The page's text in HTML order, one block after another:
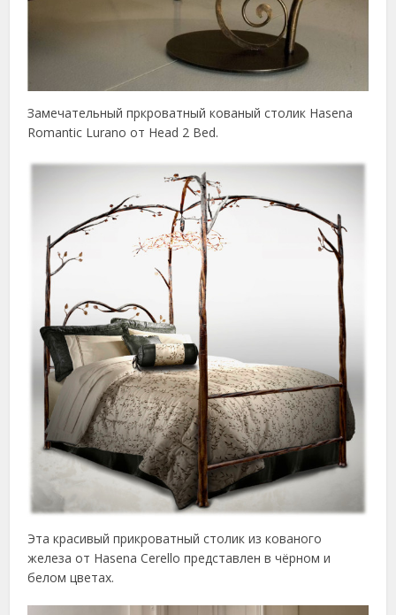
Замечательный пркроватный кованый столик Hasena
Romantic Lurano от Head 2 Bed.
Эта красивый прикроватный столик из кованого
железа от Hasena Cerello представлен в чёрном и
белом цветах.